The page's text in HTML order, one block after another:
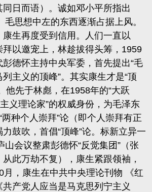
日而语） 。诚如邓小平所指出
毛思想中左的东西逐渐占据上风。
康生再度受到信用。人们一直以
拜以邀宠上 ， 林趁拔得头筹， 1959
德怀主持中央军委，首先提出“毛
主义的顶峰”。其实康生才是“顶
他先于林彪，在1958年的“大跃
义理论家”的权威身份，为毛泽东
两种个人崇拜”论 （即个人崇拜有正
力鼓吹，首倡“顶峰”论。标新立异一
山会议整肃彭德怀“反觉集团”（张
此万劫不复），康生紧跟领袖 ，
月，康生在中共中央理论刊物 《红
产党人应当是马克思列宁主义